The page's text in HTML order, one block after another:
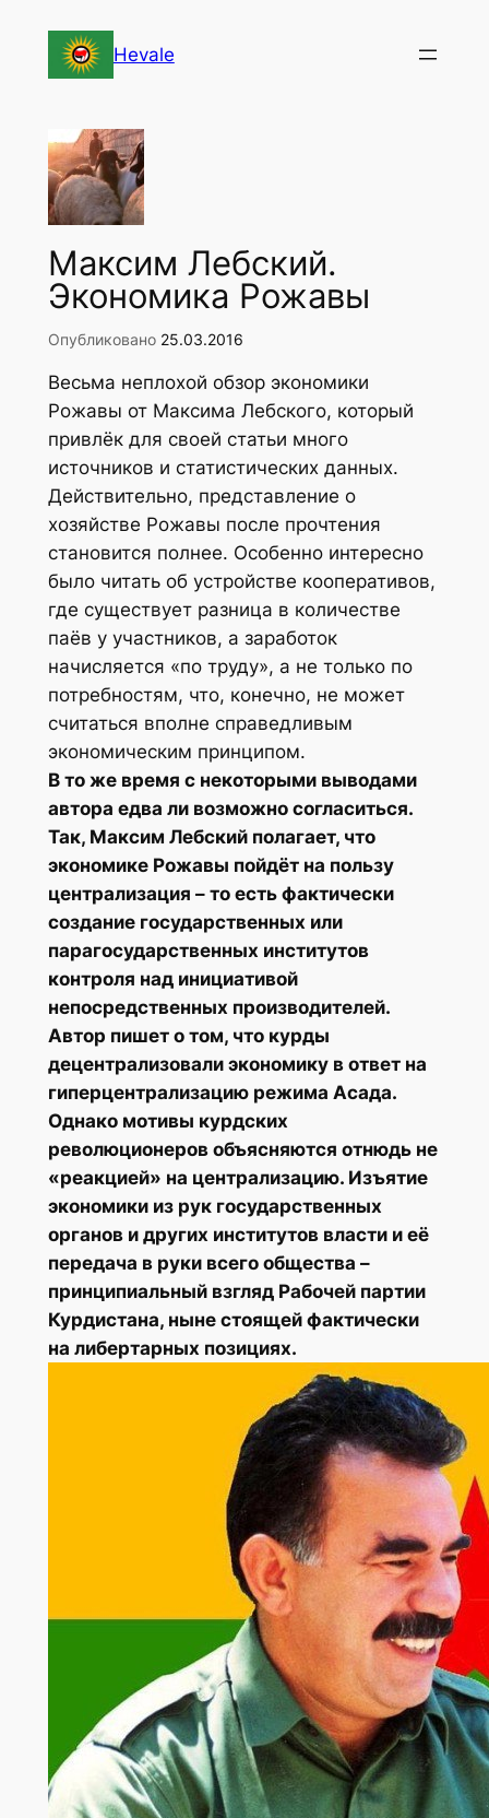
содержимому
Hevale
Максим Лебский.
Экономика Рожавы
Опубликовано 25.03.2016
Весьма неплохой обзор экономики
Рожавы от Максима Лебского, который
привлёк для своей статьи много
источников и статистических данных.
Действительно, представление о
хозяйстве Рожавы после прочтения
становится полнее. Особенно интересно
было читать об устройстве кооперативов,
где существует разница в количестве
паёв у участников, а заработок
начисляется «по труду», а не только по
потребностям, что, конечно, не может
считаться вполне справедливым
экономическим принципом.
В то же время с некоторыми выводами
автора едва ли возможно согласиться.
Так, Максим Лебский полагает, что
экономике Рожавы пойдёт на пользу
централизация – то есть фактически
создание государственных или
парагосударственных институтов
контроля над инициативой
непосредственных производителей.
Автор пишет о том, что курды
децентрализовали экономику в ответ на
гиперцентрализацию режима Асада.
Однако мотивы курдских
революционеров объясняются отнюдь не
«реакцией» на централизацию. Изъятие
экономики из рук государственных
органов и других институтов власти и её
передача в руки всего общества –
принципиальный взгляд Рабочей партии
Курдистана, ныне стоящей фактически
на либертарных позициях.